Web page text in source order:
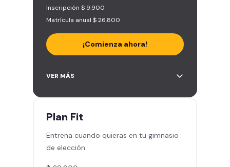
Inscripción $ 9.900
Matrícula anual $ 26.800
¡Comienza ahora!
Acceso a más de 2.000 gimnasios
5 invitaciones al mes en el
1 Pase VIP de 15 días para un amigo
Smart Fit app – Tu plan de
entrenamiento personalizado
VER MÁS
Plan Fit
Entrena cuando quieras en tu gimnasio
de elección